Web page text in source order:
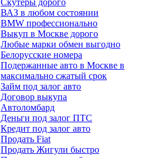
Скутеры дорого
ВАЗ в любом состоянии
BMW профессионально
Выкуп в Москве дорого
Любые марки обмен выгодно
Белорусские номера
Подержанные авто в Москве в
максимально сжатый срок
Займ под залог авто
Договор выкупа
Автоломбард
Деньги под залог ПТС
Кредит под залог авто
Продать Fiat
Продать Жигули быстро